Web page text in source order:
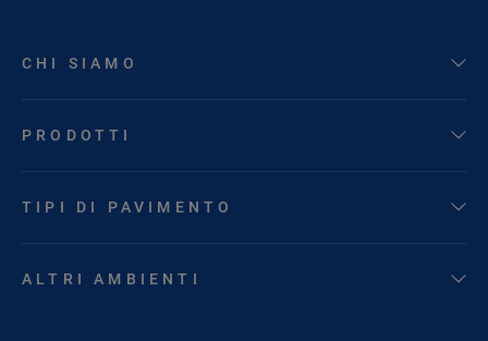
CHI SIAMO
PRODOTTI
TIPI DI PAVIMENTO
ALTRI AMBIENTI